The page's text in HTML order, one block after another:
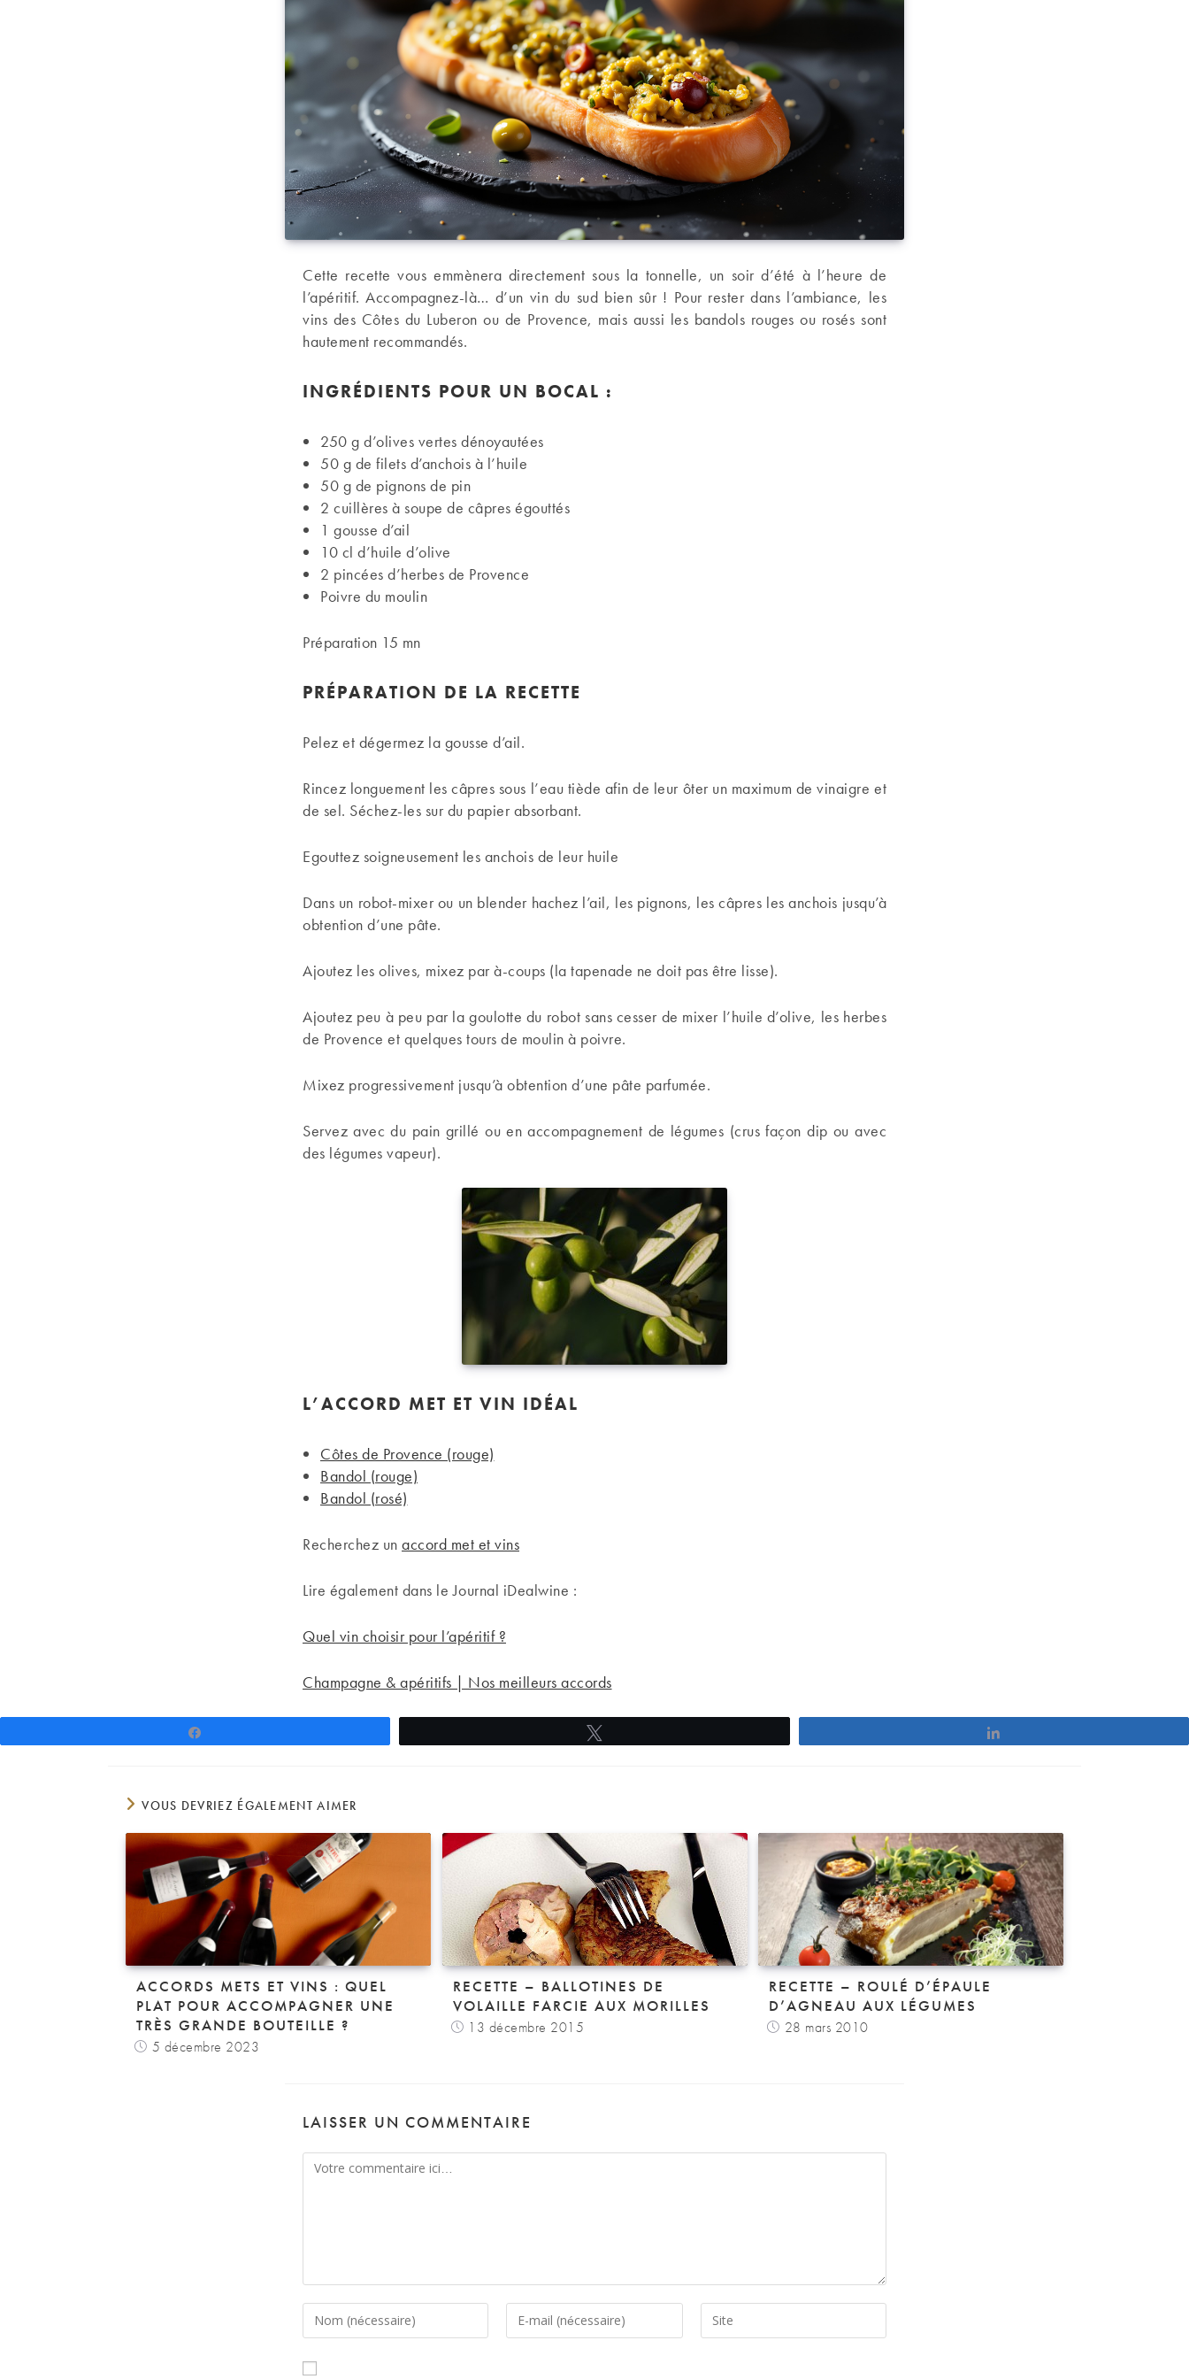
Cette recette vous emmènera directement sous la tonnelle, un soir d’été à l’heure de
l’apéritif. Accompagnez-là… d’un vin du sud bien sûr ! Pour rester dans l’ambiance, les
vins des Côtes du Luberon ou de Provence, mais aussi les bandols rouges ou rosés sont
hautement recommandés.
INGRÉDIENTS POUR UN BOCAL :
250 g d’olives vertes dénoyautées
50 g de filets d’anchois à l’huile
50 g de pignons de pin
2 cuillères à soupe de câpres égouttés
1 gousse d’ail
10 cl d’huile d’olive
2 pincées d’herbes de Provence
Poivre du moulin
Préparation 15 mn
PRÉPARATION DE LA RECETTE
Pelez et dégermez la gousse d’ail.
Rincez longuement les câpres sous l’eau tiède afin de leur ôter un maximum de vinaigre et
de sel. Séchez-les sur du papier absorbant.
Egouttez soigneusement les anchois de leur huile
Dans un robot-mixer ou un blender hachez l’ail, les pignons, les câpres les anchois jusqu’à
obtention d’une pâte.
Ajoutez les olives, mixez par à-coups (la tapenade ne doit pas être lisse).
Ajoutez peu à peu par la goulotte du robot sans cesser de mixer l’huile d’olive, les herbes
de Provence et quelques tours de moulin à poivre.
Mixez progressivement jusqu’à obtention d’une pâte parfumée.
Servez avec du pain grillé ou en accompagnement de légumes (crus façon dip ou avec
des légumes vapeur).
L’ACCORD MET ET VIN IDÉAL
Côtes de Provence (rouge)
Bandol (rouge)
Bandol (rosé)
Recherchez un accord met et vins
Lire également dans le Journal iDealwine :
Quel vin choisir pour l’apéritif ?
Champagne & apéritifs | Nos meilleurs accords
VOUS DEVRIEZ ÉGALEMENT AIMER
ACCORDS METS ET VINS : QUEL
PLAT POUR ACCOMPAGNER UNE
TRÈS GRANDE BOUTEILLE ?
5 décembre 2023
RECETTE – BALLOTINES DE
VOLAILLE FARCIE AUX MORILLES
13 décembre 2015
RECETTE – ROULÉ D’ÉPAULE
D’AGNEAU AUX LÉGUMES
28 mars 2010
LAISSER UN COMMENTAIRE
Comment
Enter
your
Enter
your
Saisir
l’URL